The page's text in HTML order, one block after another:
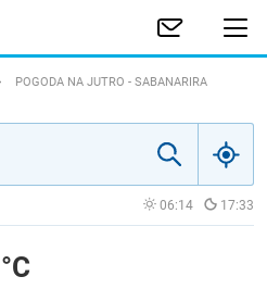
POGODA NA JUTRO - SABANARIRA
06:14 17:33